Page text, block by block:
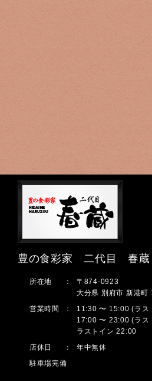
豊の食彩家 二代目 春蔵
所在地 ：
〒874-0923
大分県 別府市 新港町
営業時間
：
11:30 〜 15:00 (ラス
17:00 〜 23:00 (ラス
ラストイン 22:00
店休日
：
年中無休
駐車場完備